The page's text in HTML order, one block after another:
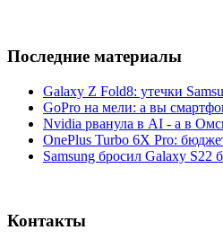
Последние материалы
Galaxy Z Fold8: утечки
GoPro на мели: а вы
Nvidia рванула в AI - а в
OnePlus Turbo 6X Pro:
Samsung бросил Galaxy S22
Контакты